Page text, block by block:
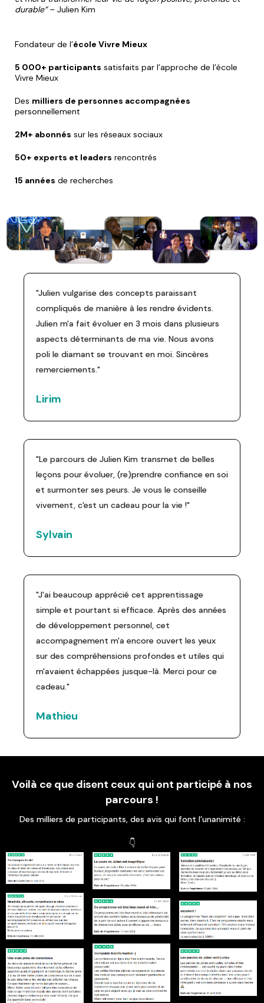
durable”– Julien Kim
Fondateur de l’école Vivre Mieux
5 000+ participants satisfaits par l’approche de l’école
Vivre Mieux
Des milliers de personnes accompagnées
personnellement
2M+ abonnés sur les réseaux sociaux
50+ experts et leaders rencontrés
15 années de recherches
"Julien vulgarise des concepts paraissant
compliqués de manière à les rendre évidents.
Julien m'a fait évoluer en 3 mois dans plusieurs
aspects déterminants de ma vie. Nous avons
poli le diamant se trouvant en moi. Sincères
remerciements."
Lirim
"Le parcours de Julien Kim transmet de belles
leçons pour évoluer, (re)prendre confiance en soi
et surmonter ses peurs. Je vous le conseille
vivement, c'est un cadeau pour la vie !"
Sylvain
"J'ai beaucoup apprécié cet apprentissage
simple et pourtant si efficace. Après des années
de développement personnel, cet
accompagnement m'a encore ouvert les yeux
sur des compréhensions profondes et utiles qui
m'avaient échappées jusque-là. Merci pour ce
cadeau."
Mathieu
Voilà ce que disent ceux qui ont participé à nos
parcours !
Des milliers de participants, des avis qui font l’unanimité :
👇